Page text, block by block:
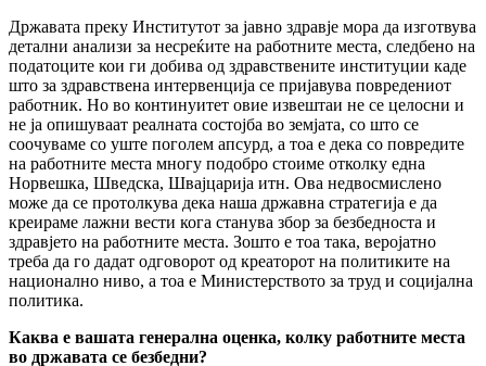
Државата преку Институтот за јавно здравје мора да изготвува
детални анализи за несреќите на работните места, следбено на
податоците кои ги добива од здравствените институции каде
што за здравствена интервенција се пријавува повредениот
работник. Но во континуитет овие извештаи не се целосни и
не ја опишуваат реалната состојба во земјата, со што се
соочуваме со уште поголем апсурд, а тоа е дека со повредите
на работните места многу подобро стоиме отколку една
Норвешка, Шведска, Швајцарија итн. Ова недвосмислено
може да се протолкува дека наша државна стратегија е да
креираме лажни вести кога станува збор за безбедноста и
здравјето на работните места. Зошто е тоа така, веројатно
треба да го дадат одговорот од креаторот на политиките на
национално ниво, а тоа е Министерството за труд и социјална
политика.
Каква е вашата генерална оценка, колку работните места
во државата се безбедни?